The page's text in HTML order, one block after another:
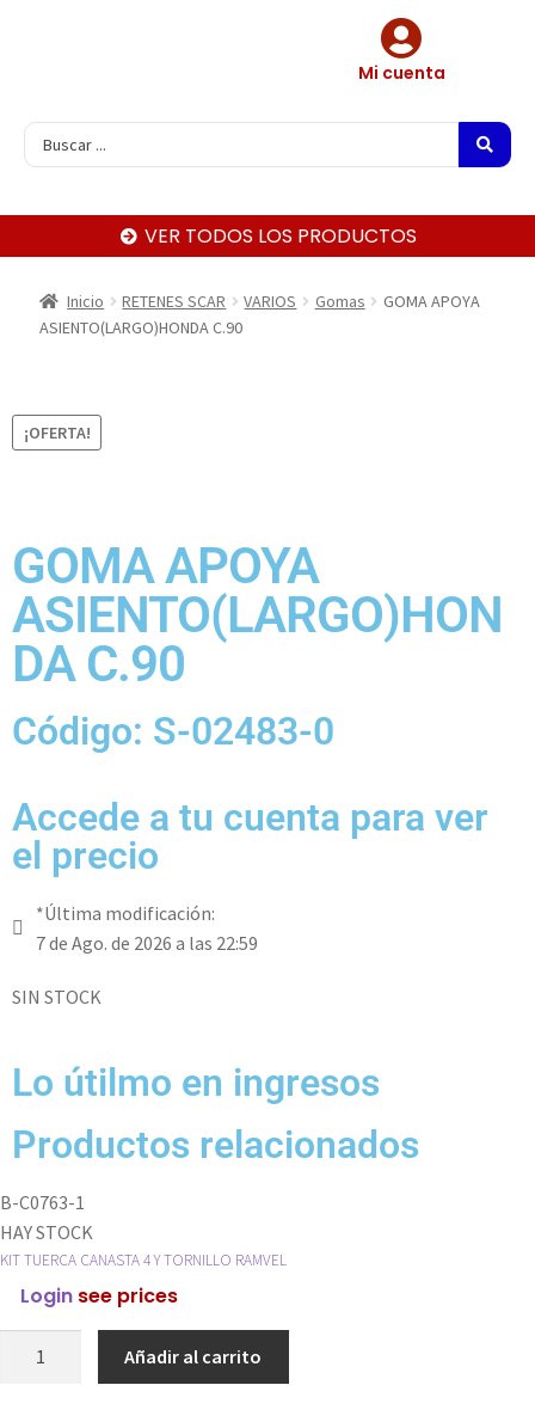
Mi cuenta
VER TODOS LOS PRODUCTOS
Inicio RETENES SCAR VARIOS Gomas
GOMA APOYA
ASIENTO(LARGO)HONDA C.90
¡OFERTA!
GOMA APOYA
ASIENTO(LARGO)HON
DA C.90
Código: S-02483-0
Accede a tu cuenta para ver
el precio
*Última modificación:
7 de Ago. de 2026 a las 22:59
SIN STOCK
Lo útilmo en ingresos
Productos relacionados
B-C0763-1
HAY STOCK
KIT TUERCA CANASTA 4 Y TORNILLO RAMVEL
Loginsee prices
Añadir al carrito